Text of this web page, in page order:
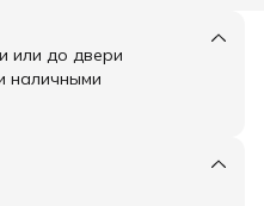
или до двери
наличными